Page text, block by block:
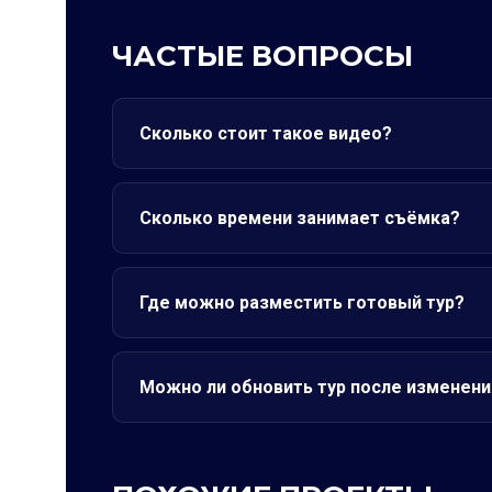
ЧАСТЫЕ ВОПРОСЫ
Сколько стоит такое видео?
Сколько времени занимает съёмка?
Где можно разместить готовый тур?
Можно ли обновить тур после